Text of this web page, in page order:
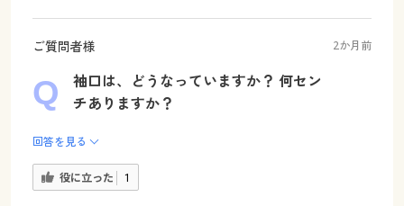
ご質問者様 2か月前
袖口は、どうなっていますか？ 何セン
チありますか？
回答を見る
役に立った 1